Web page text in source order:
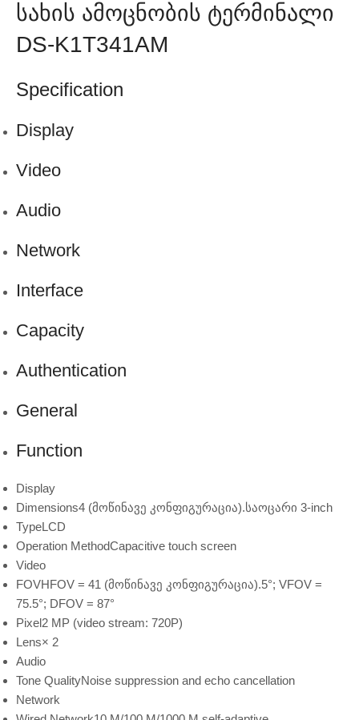
Სახის Ამოცნობის Ტერმინალი
DS-K1T341AM
Specification
Display
Video
Audio
Network
Interface
Capacity
Authentication
General
Function
Display
Dimensions4 (მოწინავე კონფიგურაცია).საოცარი 3-inch
TypeLCD
Operation MethodCapacitive touch screen
Video
FOVHFOV = 41 (მოწინავე კონფიგურაცია).5°; VFOV =
75.5°; DFOV = 87°
Pixel2 MP (video stream: 720P)
Lens× 2
Audio
Tone QualityNoise suppression and echo cancellation
Network